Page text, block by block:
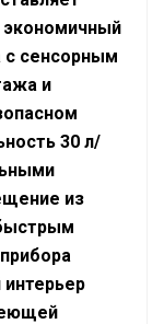
экономичный
с сенсорным
и
30 л/
из